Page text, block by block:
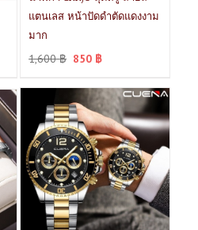
แตนเลส หน้าปัดดำตัดแดงงาม
มาก
1,600฿ 850 ฿